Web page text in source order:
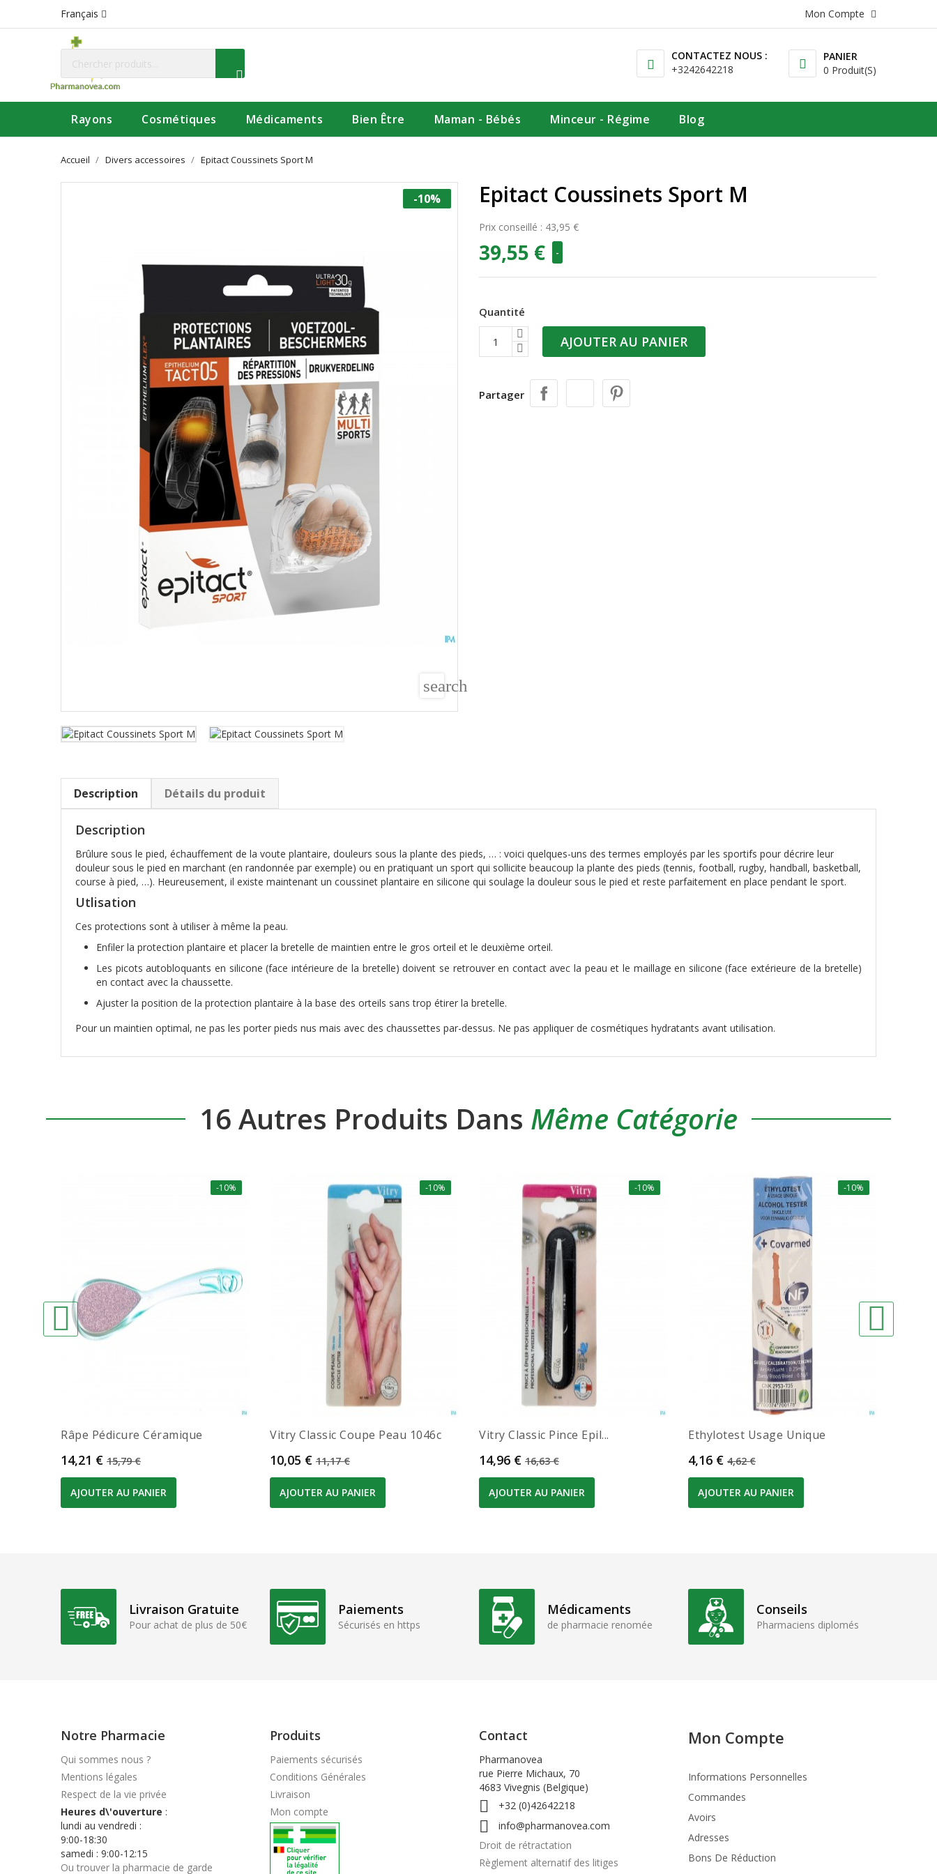
Français Mon Compte
PANIER
0 Produit(s)
CONTACTEZ NOUS :
+3242642218
Rayons Cosmétiques Médicaments Bien Être Maman - Bébés Minceur - Régime Blog
Accueil Divers accessoires Epitact Coussinets Sport M
-10%
search
Epitact Coussinets Sport M
Prix conseillé : 43,95 €
39,55 € -
Quantité
AJOUTER AU PANIER
Partager
Description Détails du produit
Description
Brûlure sous le pied, échauffement de la voute plantaire, douleurs sous la plante des pieds, … : voici quelques-uns des termes employés par les sportifs pour décrire leur
douleur sous le pied en marchant (en randonnée par exemple) ou en pratiquant un sport qui sollicite beaucoup la plante des pieds (tennis, football, rugby, handball, basketball,
course à pied, …). Heureusement, il existe maintenant un coussinet plantaire en silicone qui soulage la douleur sous le pied et reste parfaitement en place pendant le sport.
Utlisation
Ces protections sont à utiliser à même la peau.
Enfiler la protection plantaire et placer la bretelle de maintien entre le gros orteil et le deuxième orteil.
Les picots autobloquants en silicone (face intérieure de la bretelle) doivent se retrouver en contact avec la peau et le maillage en silicone (face extérieure de la bretelle)
en contact avec la chaussette.
Ajuster la position de la protection plantaire à la base des orteils sans trop étirer la bretelle.
Pour un maintien optimal, ne pas les porter pieds nus mais avec des chaussettes par-dessus. Ne pas appliquer de cosmétiques hydratants avant utilisation.
16 Autres Produits Dans Même Catégorie
-10%
Râpe Pédicure Céramique
Prix
14,21 € Prix de base
15,79 €
AJOUTER AU PANIER
-10%
Vitry Classic Coupe Peau 1046c
Prix
10,05 € Prix de base
11,17 €
AJOUTER AU PANIER
-10%
Vitry Classic Pince Epil...
Prix
14,96 € Prix de base
16,63 €
AJOUTER AU PANIER
-10%
Ethylotest Usage Unique
Prix
4,16 € Prix de base
4,62 €
AJOUTER AU PANIER
Livraison Gratuite
Pour achat de plus de 50€
Paiements
Sécurisés en https
Médicaments
de pharmacie renomée
Conseils
Pharmaciens diplomés
Notre Pharmacie
Qui sommes nous ?
Mentions légales
Respect de la vie privée
Heures d\'ouverture :
lundi au vendredi :
9:00-18:30
samedi : 9:00-12:15
Ou trouver la pharmacie de garde
Produits
Paiements sécurisés
Conditions Générales
Livraison
Mon compte
Contact
Pharmanovea
rue Pierre Michaux, 70
4683 Vivegnis (Belgique)
 +32 (0)42642218

info@pharmanovea.com
Droit de rétractation
Règlement alternatif des litiges
Mon Compte
Informations Personnelles
Commandes
Avoirs
Adresses
Bons De Réduction